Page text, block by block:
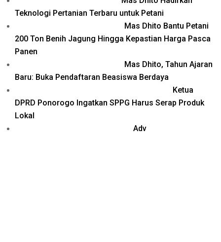
Teknologi Pertanian Terbaru untuk Petani
Mas Dhito Bantu Petani
200 Ton Benih Jagung Hingga Kepastian Harga Pasca
Panen
Mas Dhito, Tahun Ajaran
Baru: Buka Pendaftaran Beasiswa Berdaya
Ketua
DPRD Ponorogo Ingatkan SPPG Harus Serap Produk
Lokal
Adv